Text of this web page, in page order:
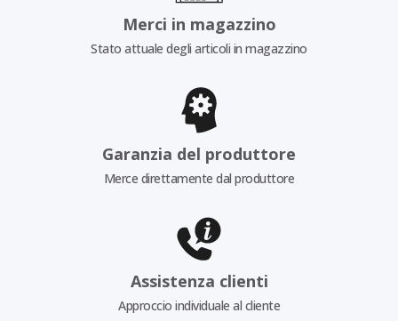
Merci in magazzino
Stato attuale degli articoli in magazzino
Garanzia del produttore
Merce direttamente dal produttore
Assistenza clienti
Approccio individuale al cliente